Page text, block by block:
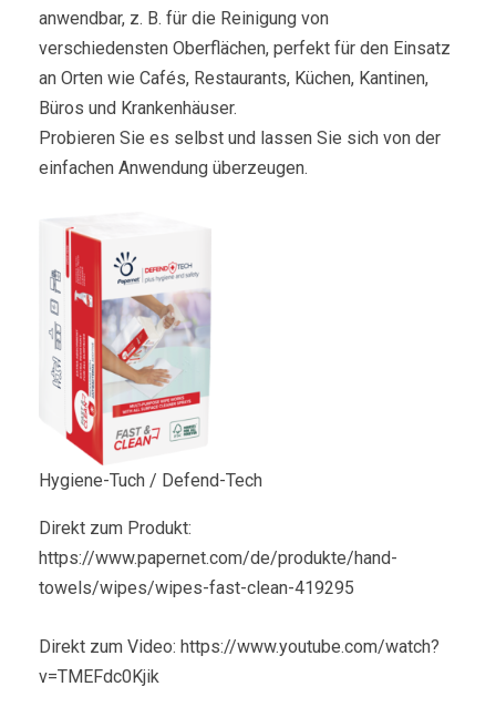
anwendbar, z. B. für die Reinigung von
verschiedensten Oberflächen, perfekt für den Einsatz
an Orten wie Cafés, Restaurants, Küchen, Kantinen,
Büros und Krankenhäuser.
Probieren Sie es selbst und lassen Sie sich von der
einfachen Anwendung überzeugen.
Hygiene-Tuch / Defend-Tech
Direkt zum Produkt:
https://www.papernet.com/de/produkte/hand-
towels/wipes/wipes-fast-clean-419295
Direkt zum Video: https://www.youtube.com/watch?
v=TMEFdc0Kjik